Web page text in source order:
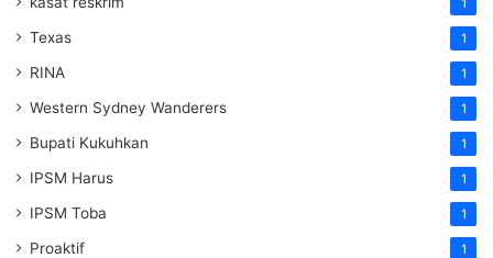
1
Texas 1
RINA 1
Western Sydney Wanderers 1
Bupati Kukuhkan 1
IPSM Harus 1
IPSM Toba 1
Proaktif 1